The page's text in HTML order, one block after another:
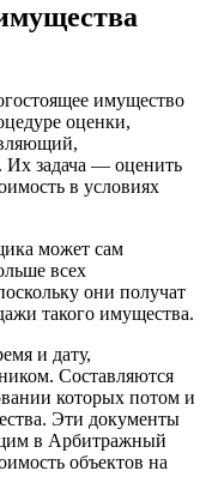
имущество
оценки,
Их задача — оценить
в условиях
может сам
всех
они получат
такого имущества.
и дату,
Составляются
которых потом и
Эти документы
в Арбитражный
объектов на